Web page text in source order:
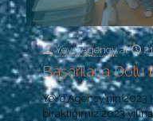
Yeye Agency at
Başarılarla Dolu
YeYe Agency’nin 2023
bıraktığımız 2023